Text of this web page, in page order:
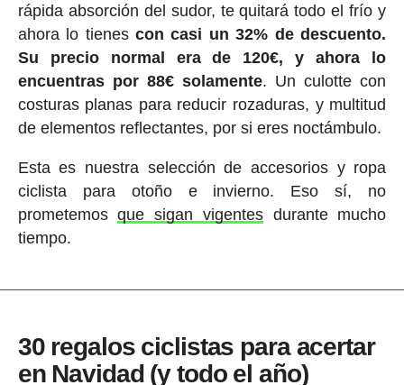
rápida absorción del sudor, te quitará todo el frío y
ahora lo tienescon casi un 32% de descuento.
Su precio normal era de 120€, y ahora lo
encuentras por 88€ solamente. Un culotte con
costuras planas para reducir rozaduras, y multitud
de elementos reflectantes, por si eres noctámbulo.
Esta es nuestra selección de accesorios y ropa
ciclista para otoño e invierno. Eso sí, no
prometemosque sigan vigentesdurante mucho
tiempo.
30 regalos ciclistas para acertar
en Navidad (y todo el año)